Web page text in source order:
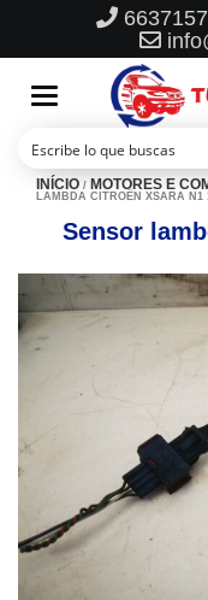
Toggle
navigation
INÍCIO / MOTORES E
LAMBDA CITROËN XSARA N1
Sensor